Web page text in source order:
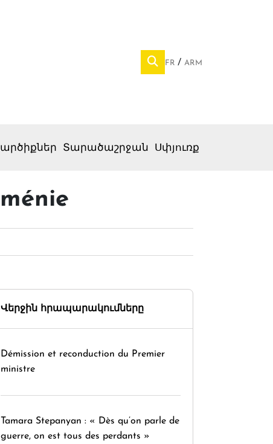
FR ARM
Տարածաշրջան Սփյուռք
Վերջին հրապարակումները
Démission et reconduction du Premier
ministre
Tamara Stepanyan : « Dès qu’on parle de
guerre, on est tous des perdants »